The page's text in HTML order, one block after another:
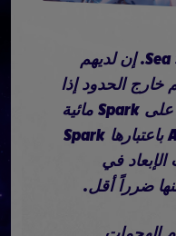
تقدم هذه المعركة Sea Stooges. إن لديهم
خارج الحدود إذا
لم تكونوا حذرين. إذا أبقيتم على Spark مائية
مثل Aquanox أو Aquadash باعتبارها Spark
في
ضرراً أقل.